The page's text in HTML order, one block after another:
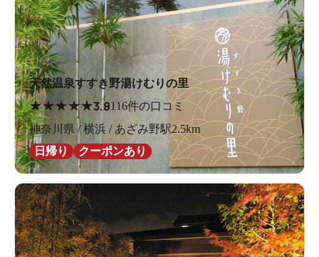
天然温泉すすき野湯けむりの里
★★★★★3.8116件の口コミ
神奈川県 / 横浜 / あざみ野駅2.5km
日帰り
クーポンあり